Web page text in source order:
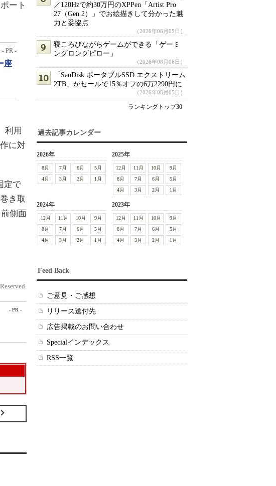
ート
- PR -
座
利用
に対
定で
き取
側面
- PR -
／120Hzで約30万円のXPPen「Artist Pro
27（Gen 2）」でお絵描きして分かった魅
力と妥協点
（2026年08月05日）
寝ころびながらゲームができる「ゲーミ
ングロングピロー」
（2026年08月06日）
「SanDisk ポータブルSSD エクストリーム
2TB」がセールで15％オフの6万2290円に
（2026年08月05日）
ランキングトップ30
過去記事カレンダー
2026年
8月 7月 6月
5月
4月
3月 2月 1月
2025年
12月 11月 10月
9月
8月
7月 6月
5月
4月
3月 2月 1月
2024年
12月 11月 10月
9月
8月
7月 6月
5月
4月
3月 2月 1月
2023年
12月 11月 10月
9月
8月
7月 6月
5月
4月
3月 2月 1月
Feed Back
ご意見・ご感想
リリース送付先
広告掲載のお問い合わせ
Specialインデックス
RSS一覧